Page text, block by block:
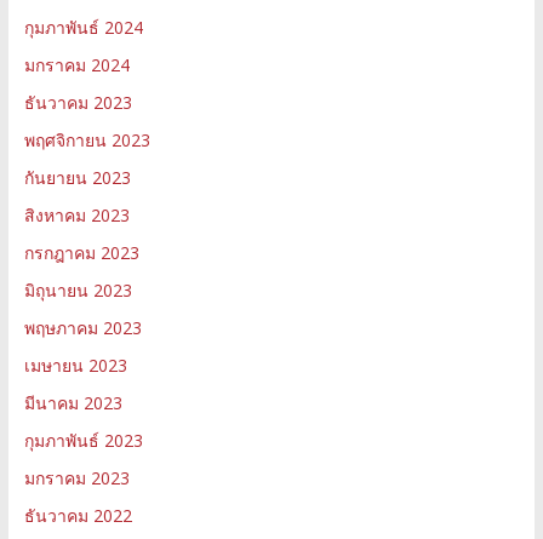
กุมภาพันธ์ 2024
มกราคม 2024
ธันวาคม 2023
พฤศจิกายน 2023
กันยายน 2023
สิงหาคม 2023
กรกฎาคม 2023
มิถุนายน 2023
พฤษภาคม 2023
เมษายน 2023
มีนาคม 2023
กุมภาพันธ์ 2023
มกราคม 2023
ธันวาคม 2022